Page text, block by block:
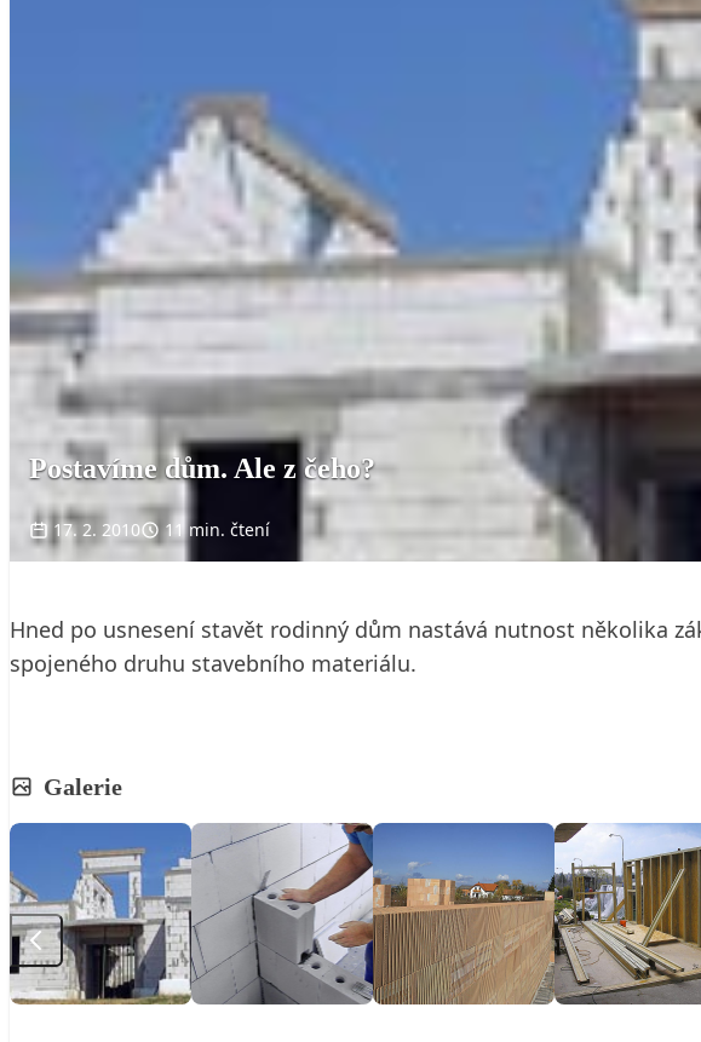
Postavíme dům. Ale z čeho?
17. 2. 2010 11 min. čtení
Hned po usnesení stavět rodinný dům nastává nutnost několika
spojeného druhu stavebního materiálu.
Galerie